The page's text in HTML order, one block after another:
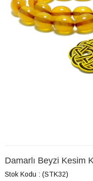
Damarlı Beyzi Kesim
Stok Kodu
(STK32)